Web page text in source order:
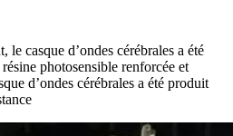
le casque d’ondes cérébrales a été
photosensible renforcée et
d’ondes cérébrales a été produit